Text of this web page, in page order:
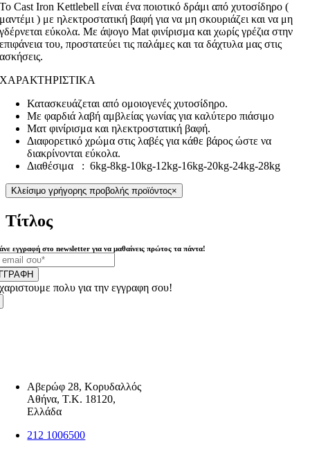
Το Cast Iron Kettlebell είναι ένα ποιοτικό δράμι από χυτοσίδηρο (
μαντέμι ) με ηλεκτροστατική βαφή για να μη σκουριάζει και να μη
γδέρνεται εύκολα. Με άψογο Mat φινίρισμα και χωρίς γρέζια στην
επιφάνεια του, προστατεύει τις παλάμες και τα δάχτυλα μας στις
ασκήσεις.
ΧΑΡΑΚΤΗΡΙΣΤΙΚΑ
Κατασκευάζεται από ομοιογενές χυτοσίδηρο.
Με φαρδιά λαβή αμβλείας γωνίας για καλύτερο πιάσιμο
Ματ φινίρισμα και ηλεκτροστατική βαφή.
Διαφορετικό χρώμα στις λαβές για κάθε βάρος ώστε να
διακρίνονται εύκολα.
Διαθέσιμα : 6kg-8kg-10kg-12kg-16kg-20kg-24kg-28kg
Κλείσιμο γρήγορης προβολής προϊόντος×
Τίτλος
εγγραφή στο newsletter για να μαθαίνεις πρώτος τα πάντα!
πολυ για την εγγραφη σου!
Αβερώφ 28, Κορυδαλλός
Αθήνα, Τ.Κ. 18120,
Ελλάδα
212 1006500